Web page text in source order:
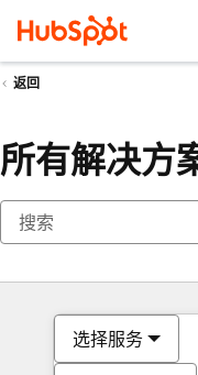
返回
所有解决方
选择服务